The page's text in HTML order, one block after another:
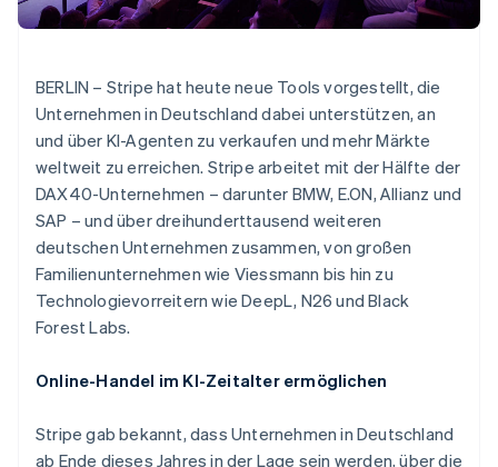
Betrugsprävention
Climate
CO₂-Entnahme
Identity
Online-Identitätsprüfung
Stripe-Sessions 2026
Ecosystem
Stripe App-Marktplatz
BERLIN – Stripe hat heute neue Tools vorgestellt, die
Unternehmen in Deutschland dabei unterstützen, an
und über KI-Agenten zu verkaufen und mehr Märkte
weltweit zu erreichen. Stripe arbeitet mit der Hälfte der
DAX40-Unternehmen – darunter BMW, E.ON, Allianz und
SAP – und über dreihunderttausend weiteren
deutschen Unternehmen zusammen, von großen
Familienunternehmen wie Viessmann bis hin zu
Technologievorreitern wie DeepL, N26 und Black
Forest Labs.
Online-Handel im KI-Zeitalter ermöglichen
Stripe gab bekannt, dass Unternehmen in Deutschland
ab Ende dieses Jahres in der Lage sein werden, über die